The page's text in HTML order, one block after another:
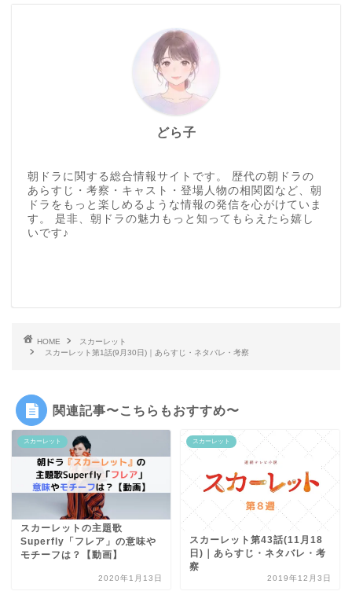
どら子
朝ドラに関する総合情報サイトです。 歴代の朝ドラの
あらすじ・考察・キャスト・登場人物の相関図など、朝
ドラをもっと楽しめるような情報の発信を心がけていま
す。 是非、朝ドラの魅力もっと知ってもらえたら嬉し
いです♪
HOME
スカーレット
スカーレット第1話(9月30日)｜あらすじ・ネタバレ・考察
関連記事〜こちらもおすすめ〜
スカーレット
スカーレットの主題歌
Superfly「フレア」の意味や
モチーフは？【動画】
2020年1月13日
スカーレット
スカーレット第43話(11月18
日)｜あらすじ・ネタバレ・考
察
2019年12月3日